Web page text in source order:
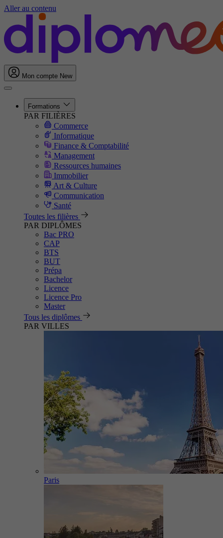
Aller au contenu
Mon compte New
Formations
PAR FILIÈRES
Commerce
Informatique
Finance & Comptabilité
Management
Ressources humaines
Immobilier
Art & Culture
Communication
Santé
Toutes les filières
PAR DIPLÔMES
Bac PRO
CAP
BTS
BUT
Prépa
Bachelor
Licence
Licence Pro
Master
Tous les diplômes
PAR VILLES
Paris